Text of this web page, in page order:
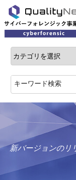
新バージョンのリ